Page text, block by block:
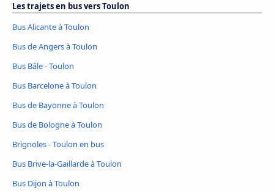
Les trajets en bus vers Toulon
Bus Alicante à Toulon
Bus de Angers à Toulon
Bus Bâle - Toulon
Bus Barcelone à Toulon
Bus de Bayonne à Toulon
Bus de Bologne à Toulon
Brignoles - Toulon en bus
Bus Brive-la-Gaillarde à Toulon
Bus Dijon à Toulon